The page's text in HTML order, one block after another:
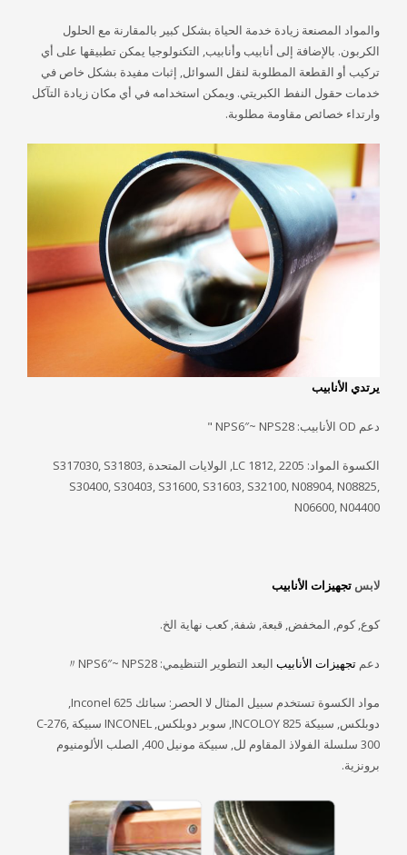
والمواد المصنعة زيادة خدمة الحياة بشكل كبير بالمقارنة مع الحلول
الكربون. بالإضافة إلى أنابيب وأنابيب, التكنولوجيا يمكن تطبيقها على أي
تركيب أو القطعة المطلوبة لنقل السوائل, إثبات مفيدة بشكل خاص في
خدمات حقول النفط الكبريتي. ويمكن استخدامه في أي مكان زيادة التآكل
وارتداء خصائص مقاومة مطلوبة.
يرتدي الأنابيب
دعم OD الأنابيب: NPS6″~ NPS28 "
الكسوة المواد: LC 1812, 2205, الولايات المتحدة S317030, S31803,
S30400, S30403, S31600, S31603, S32100, N08904, N08825,
N06600, N04400
لابس تجهيزات الأنابيب
كوع, كوم, المخفض, قبعة, شفة, كعب نهاية الخ.
دعم تجهيزات الأنابيب البعد التطوير التنظيمي: NPS6″~ NPS28〃
مواد الكسوة تستخدم سبيل المثال لا الحصر: سبائك Inconel 625,
دوبلكس, سبيكة INCOLOY 825, سوبر دوبلكس, INCONEL سبيكة C-276,
300 سلسلة الفولاذ المقاوم لل, سبيكة مونيل 400, الصلب الألومنيوم
برونزية.